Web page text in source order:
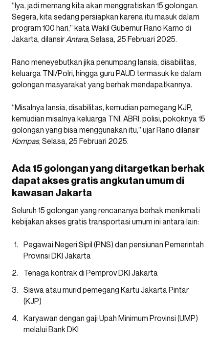
“Iya, jadi memang kita akan menggratiskan 15 golongan.
Segera, kita sedang persiapkan karena itu masuk dalam
program 100 hari,” kata Wakil Gubernur Rano Karno di
Jakarta, dilansirAntara, Selasa, 25 Februari 2025.
Rano meneyebutkan jika penumpang lansia, disabilitas,
keluarga TNI/Polri, hingga guru PAUD termasuk ke dalam
golongan masyarakat yang berhak mendapatkannya.
“Misalnya lansia, disabilitas, kemudian pemegang KJP,
kemudian misalnya keluarga TNI, ABRI, polisi, pokoknya 15
golongan yang bisa menggunakan itu,” ujar Rano dilansir
Kompas, Selasa, 25 Februari 2025.
Ada 15 golongan yang ditargetkan berhak
dapat akses gratis angkutan umum di
kawasan Jakarta
Seluruh 15 golongan yang rencananya berhak menikmati
kebijakan akses gratis transportasi umum ini antara lain:
Pegawai Negeri Sipil (PNS) dan pensiunan Pemerintah
Provinsi DKI Jakarta
Tenaga kontrak di Pemprov DKI Jakarta
Siswa atau murid pemegang Kartu Jakarta Pintar
(KJP)
Karyawan dengan gaji Upah Minimum Provinsi (UMP)
melalui Bank DKI